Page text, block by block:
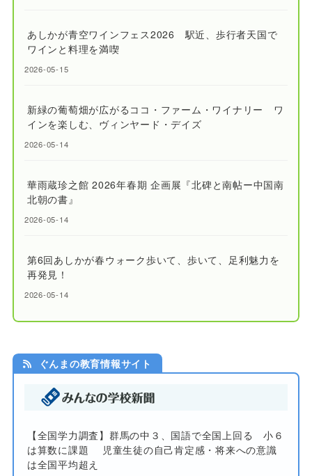
あしかが青空ワインフェス2026 駅近、歩行者天国で
ワインと料理を満喫
2026-05-15
新緑の葡萄畑が広がるココ・ファーム・ワイナリー ワ
インを楽しむ、ヴィンヤード・デイズ
2026-05-14
華雨蔵珍之館 2026年春期 企画展『北碑と南帖ー中国南
北朝の書』
2026-05-14
第6回あしかが春ウォーク歩いて、歩いて、足利魅力を
再発見！
2026-05-14
ぐんまの教育情報サイト
【全国学力調査】群馬の中３、国語で全国上回る 小６
は算数に課題 児童生徒の自己肯定感・将来への意識
は全国平均超え